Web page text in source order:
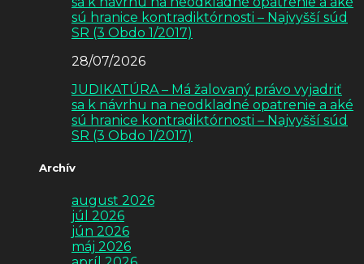
28/07/2026
JUDIKATÚRA – Má žalovaný právo vyjadriť
sa k návrhu na neodkladné opatrenie a aké
sú hranice kontradiktórnosti – Najvyšší súd
SR (3 Obdo 1/2017)
Archív
august 2026
júl 2026
jún 2026
máj 2026